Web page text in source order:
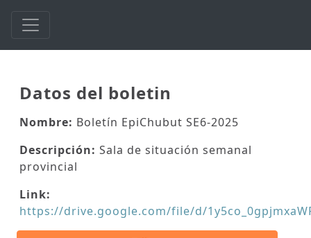
Datos del boletin
Nombre: Boletín EpiChubut SE6-2025
Descripción: Sala de situación semanal
provincial
Link:
https://drive.google.com/file/d/